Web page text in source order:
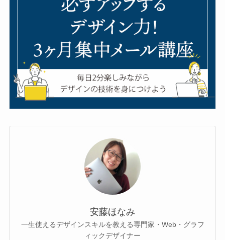
安藤ほなみ
一生使えるデザインスキルを教える専門家・Web・グラフ
ィックデザイナー